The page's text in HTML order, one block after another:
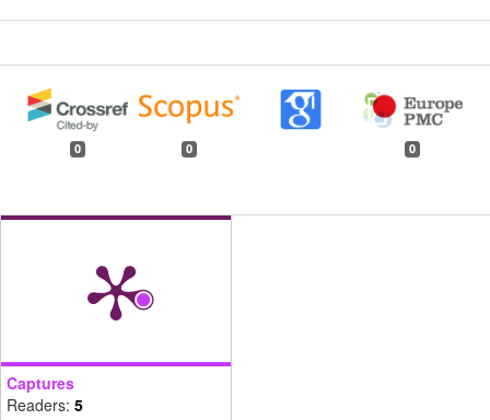
0 0 0
Captures
Readers: 5